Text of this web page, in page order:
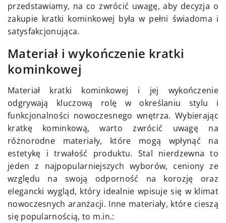
przedstawiamy, na co zwrócić uwagę, aby decyzja o
zakupie kratki kominkowej była w pełni świadoma i
satysfakcjonująca.
Materiał i wykończenie kratki
kominkowej
Materiał kratki kominkowej i jej wykończenie
odgrywają kluczową rolę w określaniu stylu i
funkcjonalności nowoczesnego wnętrza. Wybierając
kratkę kominkową, warto zwrócić uwagę na
różnorodne materiały, które mogą wpłynąć na
estetykę i trwałość produktu. Stal nierdzewna to
jeden z najpopularniejszych wyborów, ceniony ze
względu na swoją odporność na korozję oraz
elegancki wygląd, który idealnie wpisuje się w klimat
nowoczesnych aranżacji. Inne materiały, które cieszą
się popularnością, to m.in.: